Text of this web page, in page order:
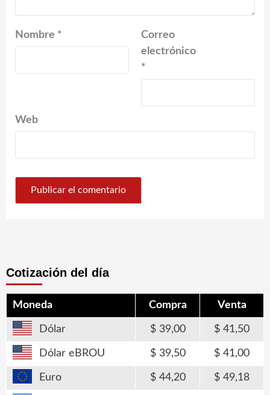
Nombre *
Correo
electrónico
*
Web
Cotización del día
Moneda Compra Venta
Dólar 39,00 41,50
Dólar eBROU 39,50 41,00
Euro 44,20 49,18